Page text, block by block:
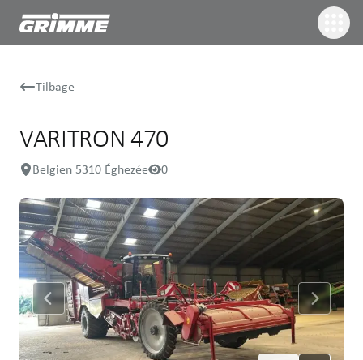
Tilbage
VARITRON 470
Belgien 5310 Éghezée 0